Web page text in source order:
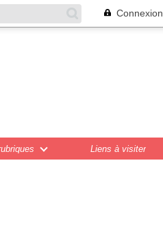
Connexion
Liens à visiter